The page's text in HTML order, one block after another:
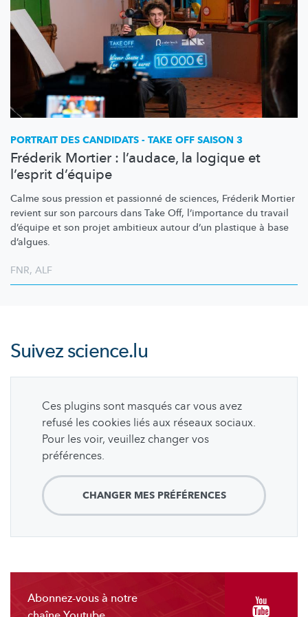
PORTRAIT DES CANDIDATS - TAKE OFF SAISON 3
Fréderik Mortier : l’audace, la logique et
l’esprit d’équipe
Calme sous pression et passionné de sciences, Fréderik Mortier
revient sur son parcours dans Take Off, l’importance du travail
d’équipe et son projet ambitieux autour d’un plastique à base
d’algues.
FNR, ALF
Suivezscience.lu
Ces plugins sont masqués car vous avez
refusé les cookies liés aux réseaux sociaux.
Pour les voir, veuillez changer vos
préférences.
CHANGER MES PRÉFÉRENCES
Abonnez-vous à notre